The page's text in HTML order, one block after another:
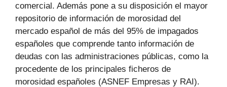
comercial. Además pone a su disposición el mayor
repositorio de información de morosidad del
mercado español de más del 95% de impagados
españoles que comprende tanto información de
deudas con las administraciones públicas, como la
procedente de los principales ficheros de
morosidad españoles (ASNEF Empresas y RAI).